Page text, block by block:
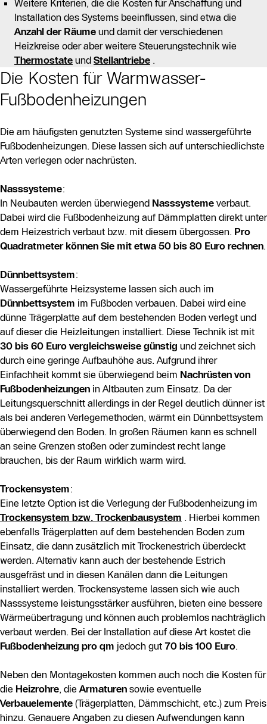
Weitere Kriterien, die die Kosten für Anschaffung und
Installation des Systems beeinflussen, sind etwa die
Anzahl der Räume und damit der verschiedenen
Heizkreise oder aber weitere Steuerungstechnik wie
Thermostate und Stellantriebe .
Die Kosten für Warmwasser-
Fußbodenheizungen
Die am häufigsten genutzten Systeme sind wassergeführte
Fußbodenheizungen. Diese lassen sich auf unterschiedlichste
Arten verlegen oder nachrüsten.
Nasssysteme:
In Neubauten werden überwiegend Nasssysteme verbaut.
Dabei wird die Fußbodenheizung auf Dämmplatten direkt unter
dem Heizestrich verbaut bzw. mit diesem übergossen. Pro
Quadratmeter können Sie mit etwa 50 bis 80 Euro rechnen.
Dünnbettsystem:
Wassergeführte Heizsysteme lassen sich auch im
Dünnbettsystem im Fußboden verbauen. Dabei wird eine
dünne Trägerplatte auf dem bestehenden Boden verlegt und
auf dieser die Heizleitungen installiert. Diese Technik ist mit
30 bis 60 Euro vergleichsweise günstig und zeichnet sich
durch eine geringe Aufbauhöhe aus. Aufgrund ihrer
Einfachheit kommt sie überwiegend beim Nachrüsten von
Fußbodenheizungen in Altbauten zum Einsatz. Da der
Leitungsquerschnitt allerdings in der Regel deutlich dünner ist
als bei anderen Verlegemethoden, wärmt ein Dünnbettsystem
überwiegend den Boden. In großen Räumen kann es schnell
an seine Grenzen stoßen oder zumindest recht lange
brauchen, bis der Raum wirklich warm wird.
Trockensystem:
Eine letzte Option ist die Verlegung der Fußbodenheizung im
Trockensystem bzw. Trockenbausystem . Hierbei kommen
ebenfalls Trägerplatten auf dem bestehenden Boden zum
Einsatz, die dann zusätzlich mit Trockenestrich überdeckt
werden. Alternativ kann auch der bestehende Estrich
ausgefräst und in diesen Kanälen dann die Leitungen
installiert werden. Trockensysteme lassen sich wie auch
Nasssysteme leistungsstärker ausführen, bieten eine bessere
Wärmeübertragung und können auch problemlos nachträglich
verbaut werden. Bei der Installation auf diese Art kostet die
Fußbodenheizung pro qm jedoch gut 70 bis 100 Euro.
Neben den Montagekosten kommen auch noch die Kosten für
die Heizrohre, dieArmaturen sowie eventuelle
Verbauelemente (Trägerplatten, Dämmschicht, etc.) zum Preis
hinzu. Genauere Angaben zu diesen Aufwendungen kann